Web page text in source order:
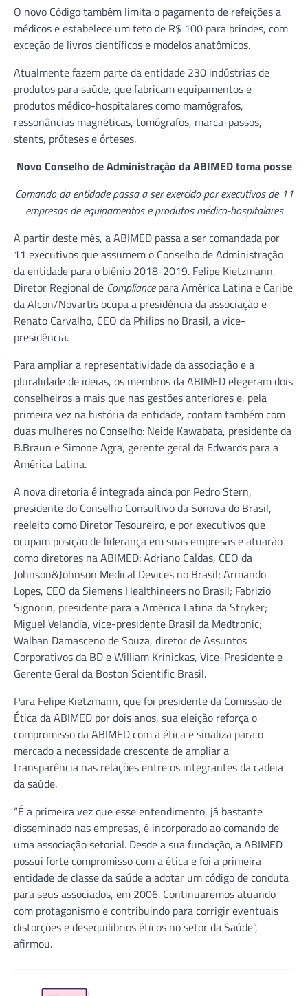
O novo Código também limita o pagamento de refeições a
médicos e estabelece um teto de R$ 100 para brindes, com
exceção de livros científicos e modelos anatômicos.
Atualmente fazem parte da entidade 230 indústrias de
produtos para saúde, que fabricam equipamentos e
produtos médico-hospitalares como mamógrafos,
ressonâncias magnéticas, tomógrafos, marca-passos,
stents, próteses e órteses.
Novo Conselho de Administração da ABIMED toma posse
Comando da entidade passa a ser exercido por executivos de 11
empresas de equipamentos e produtos médico-hospitalares
A partir deste mês, a ABIMED passa a ser comandada por
11 executivos que assumem o Conselho de Administração
da entidade para o biênio 2018-2019. Felipe Kietzmann,
Diretor Regional de Compliancepara América Latina e Caribe
da Alcon/Novartis ocupa a presidência da associação e
Renato Carvalho, CEO da Philips no Brasil, a vice-
presidência.
Para ampliar a representatividade da associação e a
pluralidade de ideias, os membros da ABIMED elegeram dois
conselheiros a mais que nas gestões anteriores e, pela
primeira vez na história da entidade, contam também com
duas mulheres no Conselho: Neide Kawabata, presidente da
B.Braun e Simone Agra, gerente geral da Edwards para a
América Latina.
A nova diretoria é integrada ainda por Pedro Stern,
presidente do Conselho Consultivo da Sonova do Brasil,
reeleito como Diretor Tesoureiro, e por executivos que
ocupam posição de liderança em suas empresas e atuarão
como diretores na ABIMED: Adriano Caldas, CEO da
Johnson&Johnson Medical Devices no Brasil; Armando
Lopes, CEO da Siemens Healthineers no Brasil; Fabrizio
Signorin, presidente para a América Latina da Stryker;
Miguel Velandia, vice-presidente Brasil da Medtronic;
Walban Damasceno de Souza, diretor de Assuntos
Corporativos da BD e William Krinickas, Vice-Presidente e
Gerente Geral da Boston Scientific Brasil.
Para Felipe Kietzmann, que foi presidente da Comissão de
Ética da ABIMED por dois anos, sua eleição reforça o
compromisso da ABIMED com a ética e sinaliza para o
mercado a necessidade crescente de ampliar a
transparência nas relações entre os integrantes da cadeia
da saúde.
“É a primeira vez que esse entendimento, já bastante
disseminado nas empresas, é incorporado ao comando de
uma associação setorial. Desde a sua fundação, a ABIMED
possui forte compromisso com a ética e foi a primeira
entidade de classe da saúde a adotar um código de conduta
para seus associados, em 2006. Continuaremos atuando
com protagonismo e contribuindo para corrigir eventuais
distorções e desequilíbrios éticos no setor da Saúde”,
afirmou.